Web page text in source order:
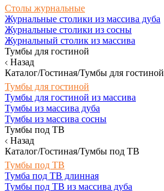
Столы журнальные
Журнальные столики из массива дуба
Журнальные столики из сосны
Журнальный столик из массива
Тумбы для гостиной
Назад
Каталог/Гостиная/Тумбы для гостиной
Тумбы для гостиной
Тумбы для гостиной из массива
Тумбы из массива дуба
Тумбы из массива сосны
Тумбы под ТВ
Назад
Каталог/Гостиная/Тумбы под ТВ
Тумбы под ТВ
Тумба под ТВ длинная
Тумбы под ТВ из массива дуба